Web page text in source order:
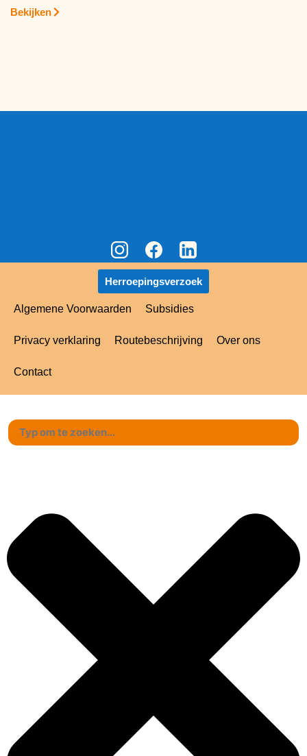
Bekijken
Algemene Voorwaarden Subsidies
Privacy verklaring Routebeschrijving Over ons
Contact
Herroepingsverzoek